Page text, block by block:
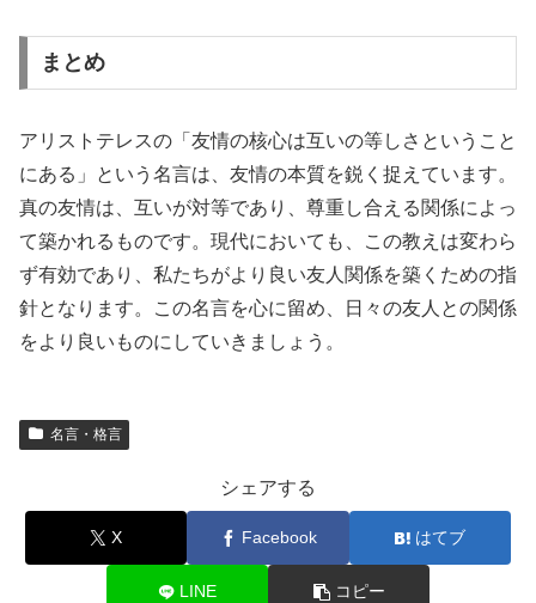
まとめ
アリストテレスの「友情の核心は互いの等しさということ
にある」という名言は、友情の本質を鋭く捉えています。
真の友情は、互いが対等であり、尊重し合える関係によっ
て築かれるものです。現代においても、この教えは変わら
ず有効であり、私たちがより良い友人関係を築くための指
針となります。この名言を心に留め、日々の友人との関係
をより良いものにしていきましょう。
名言・格言
シェアする
X Facebook はてブ
LINE コピー